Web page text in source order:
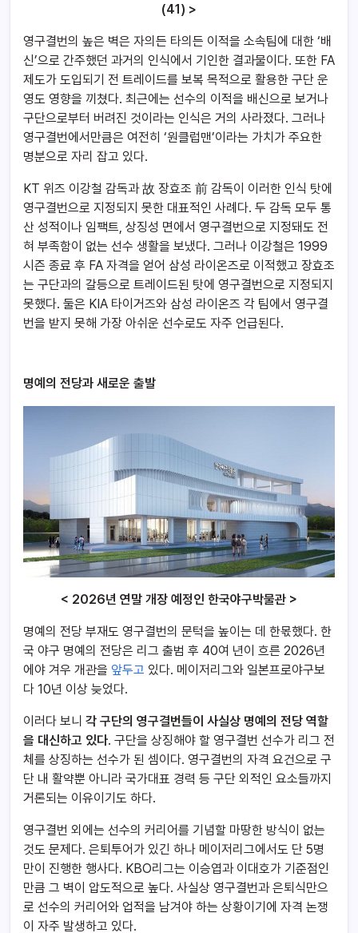
(41) >
영구결번의 높은 벽은 자의든 타의든 이적을 소속팀에 대한 ‘배
신’으로 간주했던 과거의 인식에서 기인한 결과물이다. 또한 FA
제도가 도입되기 전 트레이드를 보복 목적으로 활용한 구단 운
영도 영향을 끼쳤다. 최근에는 선수의 이적을 배신으로 보거나
구단으로부터 버려진 것이라는 인식은 거의 사라졌다. 그러나
영구결번에서만큼은 여전히 ‘원클럽맨’이라는 가치가 주요한
명분으로 자리 잡고 있다.
KT 위즈 이강철 감독과 故 장효조 前 감독이 이러한 인식 탓에
영구결번으로 지정되지 못한 대표적인 사례다. 두 감독 모두 통
산 성적이나 임팩트, 상징성 면에서 영구결번으로 지정돼도 전
혀 부족함이 없는 선수 생활을 보냈다. 그러나 이강철은 1999
시즌 종료 후 FA 자격을 얻어 삼성 라이온즈로 이적했고 장효조
는 구단과의 갈등으로 트레이드된 탓에 영구결번으로 지정되지
못했다. 둘은 KIA 타이거즈와 삼성 라이온즈 각 팀에서 영구결
번을 받지 못해 가장 아쉬운 선수로도 자주 언급된다.
명예의 전당과 새로운 출발
< 2026년 연말 개장 예정인 한국야구박물관 >
명예의 전당 부재도 영구결번의 문턱을 높이는 데 한몫했다. 한
국 야구 명예의 전당은 리그 출범 후 40여 년이 흐른 2026년
에야 겨우 개관을 앞두고 있다. 메이저리그와 일본프로야구보
다 10년 이상 늦었다.
이러다 보니 각 구단의 영구결번들이 사실상 명예의 전당 역할
을 대신하고 있다. 구단을 상징해야 할 영구결번 선수가 리그 전
체를 상징하는 선수가 된 셈이다. 영구결번의 자격 요건으로 구
단 내 활약뿐 아니라 국가대표 경력 등 구단 외적인 요소들까지
거론되는 이유이기도 하다.
영구결번 외에는 선수의 커리어를 기념할 마땅한 방식이 없는
것도 문제다. 은퇴투어가 있긴 하나 메이저리그에서도 단 5명
만이 진행한 행사다. KBO리그는 이승엽과 이대호가 기준점인
만큼 그 벽이 압도적으로 높다. 사실상 영구결번과 은퇴식만으
로 선수의 커리어와 업적을 남겨야 하는 상황이기에 자격 논쟁
이 자주 발생하고 있다.